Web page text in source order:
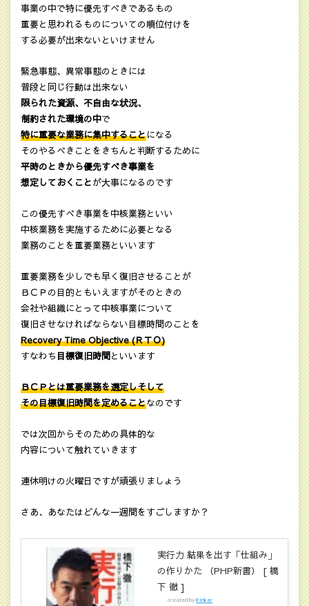
事業の中で特に優先すべきであるもの
重要と思われるものについての順位付けを
する必要が出来ないといけません
緊急事態、異常事態のときには
普段と同じ行動は出来ない
限られた資源、不自由な状況、
制約された環境の中で
特に重要な業務に集中することになる
そのやるべきことをきちんと判断するために
平時のときから優先すべき事業を
想定しておくことが大事になるのです
この優先すべき事業を中核業務といい
中核業務を実施するために必要となる
業務のことを重要業務といいます
重要業務を少しでも早く復旧させることが
ＢＣＰの目的ともいえますがそのときの
会社や組織にとって中核事業について
復旧させなければならない目標時間のことを
Recovery Time Objective (ＲＴＯ)
すなわち 目標復旧時間といいます
ＢＣＰとは重要業務を選定しそして
その目標復旧時間を定めることなのです
では次回からそのための具体的な
内容について触れていきます
連休明けの火曜日ですが頑張りましょう
さあ、あなたはどんな一週間をすごしますか？
実行力 結果を出す「仕組み」
の作りかた （PHP新書） [ 橋
下 徹 ]
created byRinker